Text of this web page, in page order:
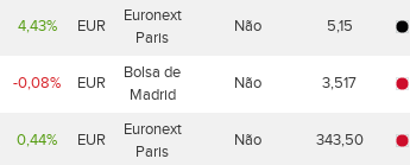
4,43% EUR
Euronext
Paris
Não 5,15
-0,08% EUR
Bolsa de
Madrid
Não 3,517
0,44% EUR
Euronext
Paris
Não 343,50